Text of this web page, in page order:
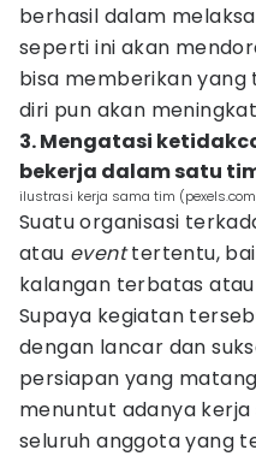
berhasil dalam
seperti ini akan
bisa memberikan yang
diri pun akan
3. Mengatasi
bekerja dalam satu
ilustrasi kerja sama tim
Suatu organisasi
atau eventtertentu,
kalangan terbatas
Supaya kegiatan
dengan lancar dan
persiapan yang
menuntut adanya
seluruh anggota yang